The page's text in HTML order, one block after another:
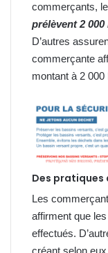
commerçants,
prélèvent 2 000
D’autres
commerçante
montant à 2
Des pratiques
Les
affirment que
effectués.
créant selon